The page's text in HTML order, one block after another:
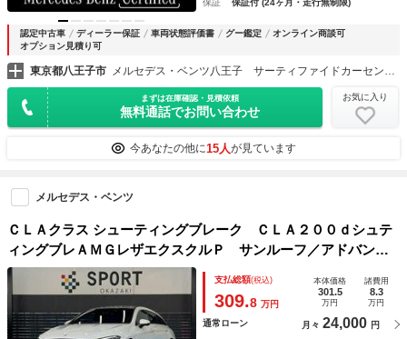
保証
保証付 (24ヶ月・走行無制限)
認定中古車 ディーラー保証 車両状態評価書 グー鑑定
オンライン商談可
オプション見積り可
東京都八王子市 メルセデス・ベンツ八王子 サーティファイドカーセンター
まずは在庫確認・見積依頼
無料通話でお問い合わせ
お気に入り
今あなたの他に15人が見ています
メルセデス・ベンツ
ＣＬＡクラス シューティングブレーク ＣＬＡ２００ｄシュテ
ィングブレＡＭＧレザエクスクルＰ サンルーフ／アドバンス
ドＰＫＧ／レザーエクスクルーシブＰＫＧ／全方位カメラ／Ｈ
ＵＤ／レーダークルーズコントロール／ブラインドスポット／
レーンキープアシスト／レーンチェンジアシスト／シートメモ
リー
支払総額(税込)
309.8 万円
本体価格
301.5
万円
諸費用
8.3
万円
通常ローン 月々 24,000 円